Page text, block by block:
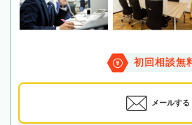
初回相談無
メールする